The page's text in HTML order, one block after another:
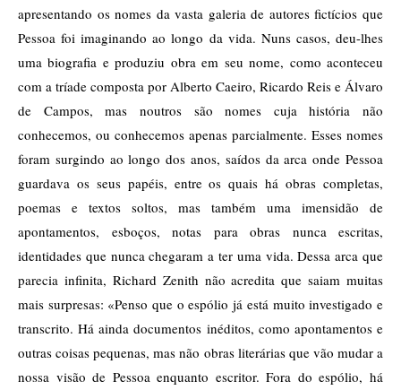
apresentando os nomes da vasta galeria de autores fictícios que
Pessoa foi imaginando ao longo da vida. Nuns casos, deu-lhes
uma biografia e produziu obra em seu nome, como aconteceu
com a tríade composta por Alberto Caeiro, Ricardo Reis e Álvaro
de Campos, mas noutros são nomes cuja história não
conhecemos, ou conhecemos apenas parcialmente. Esses nomes
foram surgindo ao longo dos anos, saídos da arca onde Pessoa
guardava os seus papéis, entre os quais há obras completas,
poemas e textos soltos, mas também uma imensidão de
apontamentos, esboços, notas para obras nunca escritas,
identidades que nunca chegaram a ter uma vida. Dessa arca que
parecia infinita, Richard Zenith não acredita que saiam muitas
mais surpresas: «Penso que o espólio já está muito investigado e
transcrito. Há ainda documentos inéditos, como apontamentos e
outras coisas pequenas, mas não obras literárias que vão mudar a
nossa visão de Pessoa enquanto escritor. Fora do espólio, há